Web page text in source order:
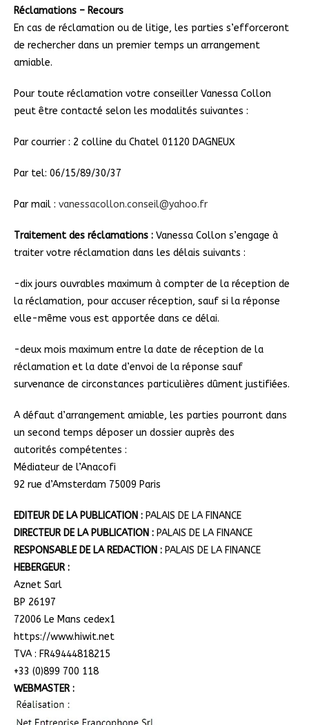
Réclamations – Recours
En cas de réclamation ou de litige, les parties s’efforceront
de rechercher dans un premier temps un arrangement
amiable.
Pour toute réclamation votre conseiller Vanessa Collon
peut être contacté selon les modalités suivantes :
Par courrier : 2 colline du Chatel 01120 DAGNEUX
Par tel: 06/15/89/30/37
Par mail : vanessacollon.conseil@yahoo.fr
Traitement des réclamations : Vanessa Collon s’engage à
traiter votre réclamation dans les délais suivants :
-dix jours ouvrables maximum à compter de la réception de
la réclamation, pour accuser réception, sauf si la réponse
elle-même vous est apportée dans ce délai.
-deux mois maximum entre la date de réception de la
réclamation et la date d’envoi de la réponse sauf
survenance de circonstances particulières dûment justifiées.
A défaut d’arrangement amiable, les parties pourront dans
un second temps déposer un dossier auprès des
autorités compétentes :
Médiateur de l’Anacofi
92 rue d’Amsterdam 75009 Paris
EDITEUR DE LA PUBLICATION : PALAIS DE LA FINANCE
DIRECTEUR DE LA PUBLICATION : PALAIS DE LA FINANCE
RESPONSABLE DE LA REDACTION : PALAIS DE LA FINANCE
HEBERGEUR :
Aznet Sarl
BP 26197
72006 Le Mans cedex1
https://www.hiwit.net
TVA : FR49444818215
+33 (0)899 700 118
WEBMASTER :